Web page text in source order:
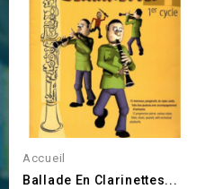
Accueil
Ballade En Clarinettes...